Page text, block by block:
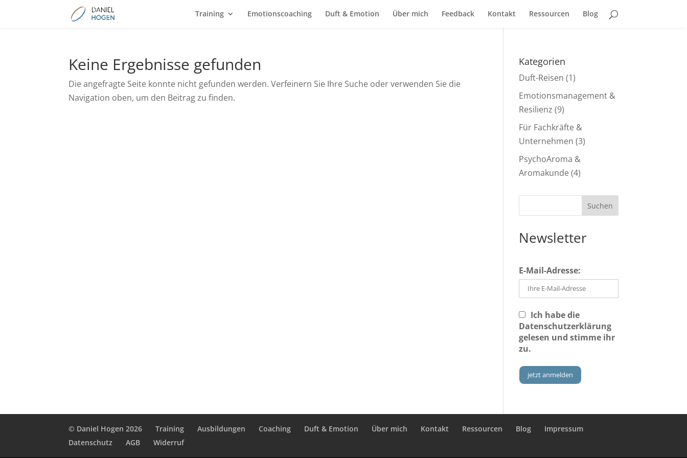
Training Emotionscoaching Duft & Emotion Über mich Feedback Kontakt Ressourcen Blog
Keine Ergebnisse gefunden
Die angefragte Seite konnte nicht gefunden werden. Verfeinern Sie Ihre Suche oder verwenden Sie die
Navigation oben, um den Beitrag zu finden.
Kategorien
Duft-Reisen (1)
Emotionsmanagement &
Resilienz (9)
Für Fachkräfte &
Unternehmen (3)
PsychoAroma &
Aromakunde(4)
Newsletter
E-Mail-Adresse:
Ich habe die
Datenschutzerklärung
gelesen und stimme ihr
zu.
© Daniel Hogen 2026 Training Ausbildungen Coaching Duft & Emotion Über mich Kontakt Ressourcen Blog
Impressum
Datenschutz
AGB Widerruf